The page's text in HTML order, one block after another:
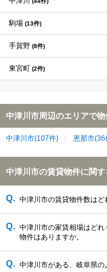
駒場 (13件)
手賀野 (8件)
東宮町 (2件)
中津川市周辺のエリアで
中津川市(107件) 恵那市(36
中津川市の賃貸物件に関
中津川市の賃貸物件数はど
中津川市の家賃相場はど
物件はありますか。
中津川市がある、岐阜県の